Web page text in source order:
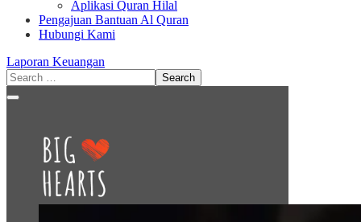
Aplikasi Quran Hilal
Pengajuan Bantuan Al Quran
Hubungi Kami
Laporan Keuangan